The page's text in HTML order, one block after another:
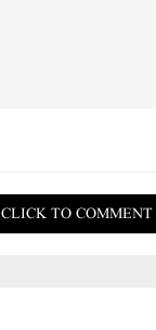
CLICK TO COMMENT